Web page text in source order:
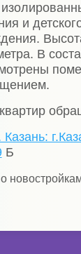
и
В
Б